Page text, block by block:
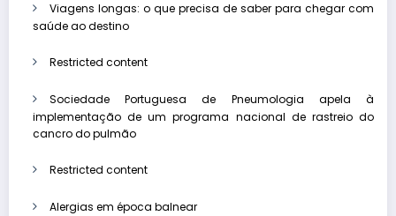
Viagens longas: o que precisa de saber para chegar com
saúde ao destino
Restricted content
Sociedade Portuguesa de Pneumologia apela à
implementação de um programa nacional de rastreio do
cancro do pulmão
Restricted content
Alergias em época balnear